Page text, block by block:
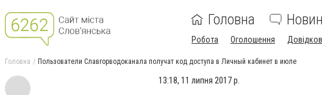
Головна
Робота Оголошення
Головна Пользователи Славгорводоканала получат код доступа в Личный кабинет в июле
13:18, 11 липня 2017 р.